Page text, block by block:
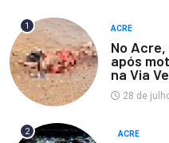
1 ACRE
No
após
na Via
28 de
2 ACRE